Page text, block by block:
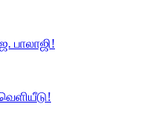
பாலாஜி!